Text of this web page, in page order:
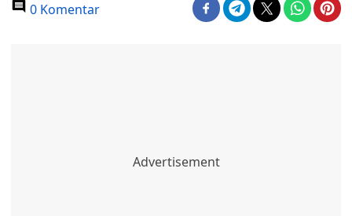
0 Komentar